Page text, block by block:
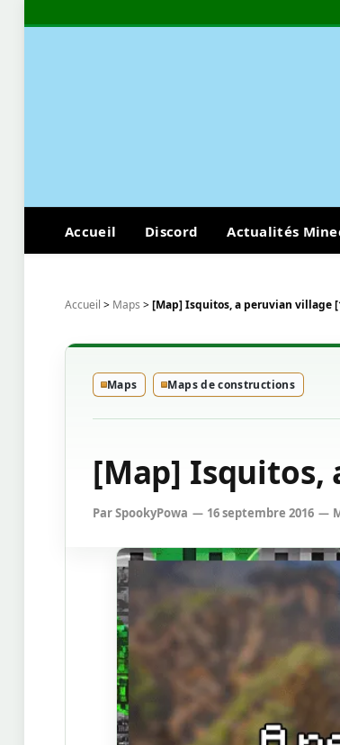
Accueil Discord Actualités
Accueil > Maps >[Map] Isquitos, a peruvian village
Maps Maps de constructions
[Map] Isquitos,
ParSpookyPowa 16 septembre 2016